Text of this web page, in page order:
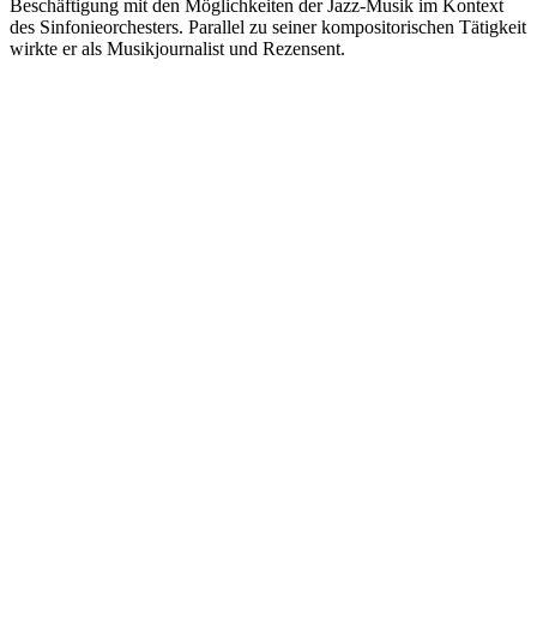
Beschäftigung mit den Möglichkeiten der Jazz-Musik im Kontext
des Sinfonieorchesters. Parallel zu seiner kompositorischen Tätigkeit
wirkte er als Musikjournalist und Rezensent.